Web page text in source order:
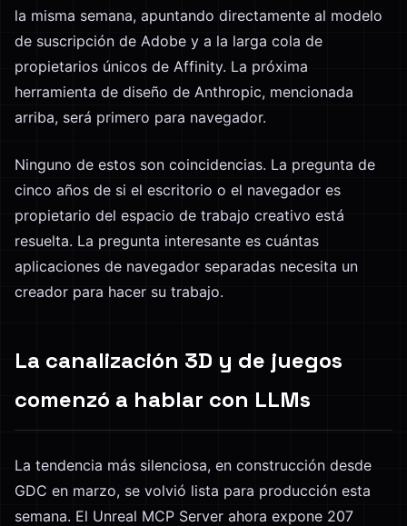
la misma semana, apuntando directamente al modelo
de suscripción de Adobe y a la larga cola de
propietarios únicos de Affinity. La próxima
herramienta de diseño de Anthropic, mencionada
arriba, será primero para navegador.
Ninguno de estos son coincidencias. La pregunta de
cinco años de si el escritorio o el navegador es
propietario del espacio de trabajo creativo está
resuelta. La pregunta interesante es cuántas
aplicaciones de navegador separadas necesita un
creador para hacer su trabajo.
La canalización 3D y de juegos
comenzó a hablar con LLMs
La tendencia más silenciosa, en construcción desde
GDC en marzo, se volvió lista para producción esta
semana. El Unreal MCP Server ahora expone 207